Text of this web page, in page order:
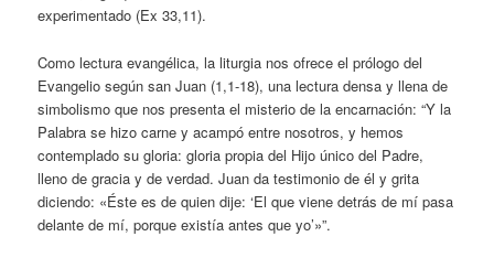
experimentado (Ex 33,11).
Como lectura evangélica, la liturgia nos ofrece el prólogo del
Evangelio según san Juan (1,1-18), una lectura densa y llena de
simbolismo que nos presenta el misterio de la encarnación: “Y la
Palabra se hizo carne y acampó entre nosotros, y hemos
contemplado su gloria: gloria propia del Hijo único del Padre,
lleno de gracia y de verdad. Juan da testimonio de él y grita
diciendo: «Éste es de quien dije: ‘El que viene detrás de mí pasa
delante de mí, porque existía antes que yo’»”.